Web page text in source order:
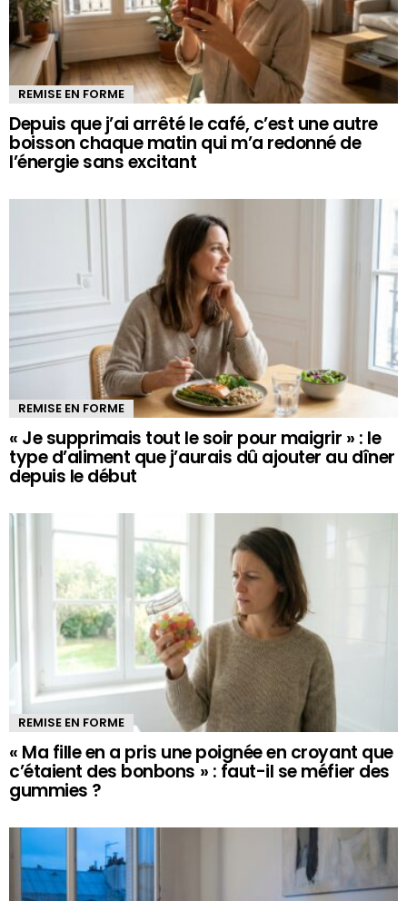
REMISE EN FORME
Depuis que j’ai arrêté le café, c’est une autre
boisson chaque matin qui m’a redonné de
l’énergie sans excitant
REMISE EN FORME
« Je supprimais tout le soir pour maigrir » : le
type d’aliment que j’aurais dû ajouter au dîner
depuis le début
REMISE EN FORME
« Ma fille en a pris une poignée en croyant que
c’étaient des bonbons » : faut-il se méfier des
gummies ?